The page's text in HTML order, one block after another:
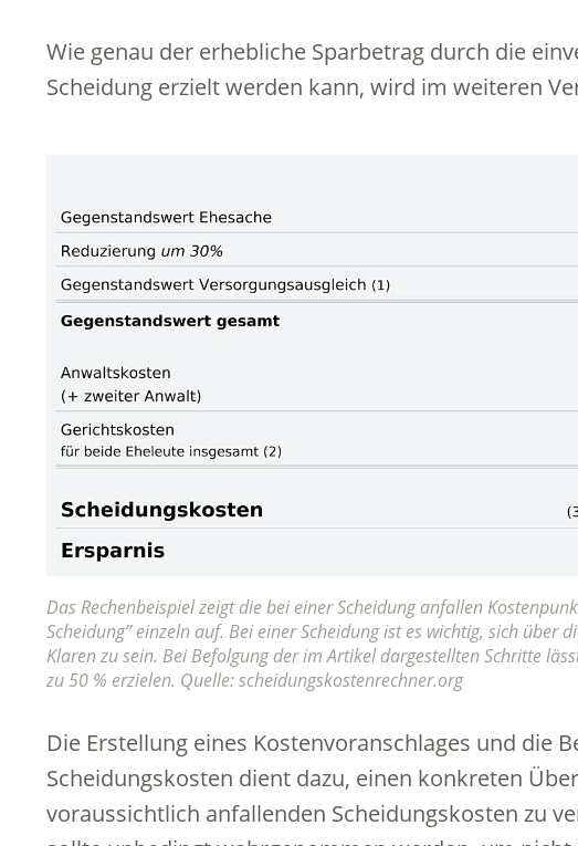
Wie genau der erhebliche Sparbetrag durch die
Scheidung erzielt werden kann, wird im weiteren
Das Rechenbeispiel zeigt die bei einer Scheidung anfallen
Scheidung” einzeln auf. Bei einer Scheidung ist es wichtig, sich über
Klaren zu sein. Bei Befolgung der im Artikel dargestellten Schritte
zu 50 % erzielen. Quelle: scheidungskostenrechner.org
Die Erstellung eines Kostenvoranschlages und die
Scheidungskosten dient dazu, einen konkreten
voraussichtlich anfallenden Scheidungskosten zu